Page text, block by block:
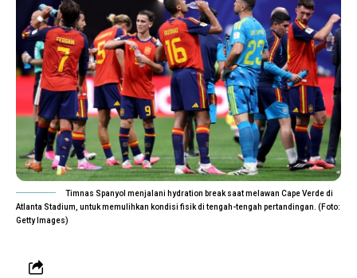
Timnas Spanyol menjalani hydration break saat melawan Cape Verde di
Atlanta Stadium, untuk memulihkan kondisi fisik di tengah-tengah pertandingan. (Foto:
Getty Images)